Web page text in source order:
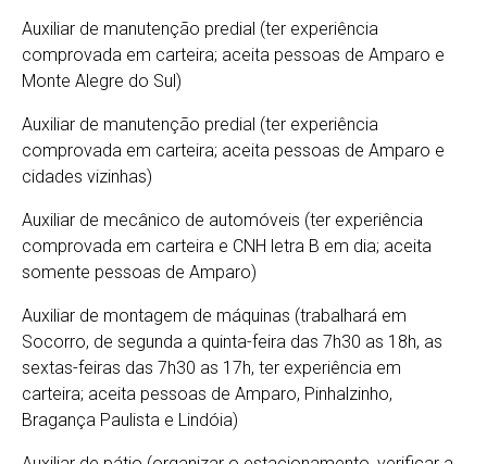
Auxiliar de manutenção predial (ter experiência
comprovada em carteira; aceita pessoas de Amparo e
Monte Alegre do Sul)
Auxiliar de manutenção predial (ter experiência
comprovada em carteira; aceita pessoas de Amparo e
cidades vizinhas)
Auxiliar de mecânico de automóveis (ter experiência
comprovada em carteira e CNH letra B em dia; aceita
somente pessoas de Amparo)
Auxiliar de montagem de máquinas (trabalhará em
Socorro, de segunda a quinta-feira das 7h30 as 18h, as
sextas-feiras das 7h30 as 17h, ter experiência em
carteira; aceita pessoas de Amparo, Pinhalzinho,
Bragança Paulista e Lindóia)